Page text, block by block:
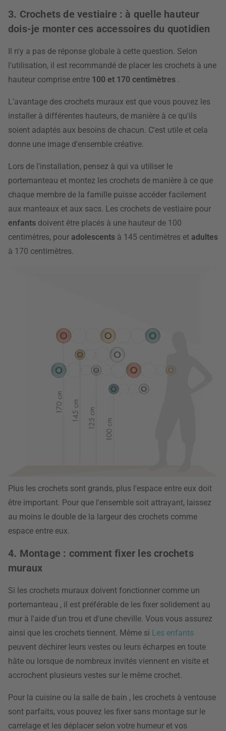
3. Crochets de vestiaire : à quelle hauteur
dois-je monter ces accessoires du quotidien
Il n'y a pas de réponse globale à cette question. Selon
l'utilisation, il est recommandé de placer les crochets à une
hauteur comprise entre 100 et 170 centimètres .
L'avantage des crochets muraux est que vous pouvez les
installer à différentes hauteurs, de manière à ce qu'ils
soient adaptés aux besoins de chacun. C'est utile et cela
donne une image d'ensemble créative.
Lors de l'installation, pensez à qui va utiliser le
portemanteau et montez les crochets de manière à ce que
chaque membre de la famille puisse accéder facilement
aux manteaux et aux sacs. Les crochets de vestiaire pour
enfants doivent être placés à une hauteur de 100
centimètres, pour adolescents à 145 centimètres et adultes
à 170 centimètres.
Plus les crochets sont grands, plus l'espace entre eux doit
être important. Pour que l'ensemble soit attrayant, laissez
au moins le double de la largeur des crochets comme
espace entre eux.
4. Montage : comment fixer les crochets
muraux
Si les crochets muraux doivent fonctionner comme un
portemanteau , il est préférable de les fixer solidement au
mur à l'aide d'un trou et d'une cheville. Vous vous assurez
ainsi que les crochets tiennent. Même si Les enfants
peuvent déchirer leurs vestes ou leurs écharpes en toute
hâte ou lorsque de nombreux invités viennent en visite et
accrochent plusieurs vestes sur le même crochet.
Pour la cuisine ou la salle de bain , les crochets à ventouse
sont parfaits, vous pouvez les fixer sans montage sur le
carrelage et les déplacer selon votre humeur et vos